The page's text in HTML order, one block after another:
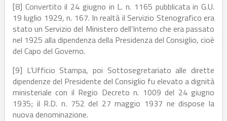
[8] Convertito il 24 giugno in L. n. 1165 pubblicata in G.U.
19 luglio 1929, n. 167. In realtà il Servizio Stenografico era
stato un Servizio del Ministero dell’Interno che era passato
nel 1925 alla dipendenza della Presidenza del Consiglio, cioè
del Capo del Governo.
[9] L’Ufficio Stampa, poi Sottosegretariato alle dirette
dipendenze del Presidente del Consiglio fu elevato a dignità
ministeriale con il Regio Decreto n. 1009 del 24 giugno
1935; il R.D. n. 752 del 27 maggio 1937 ne dispose la
nuova denominazione.